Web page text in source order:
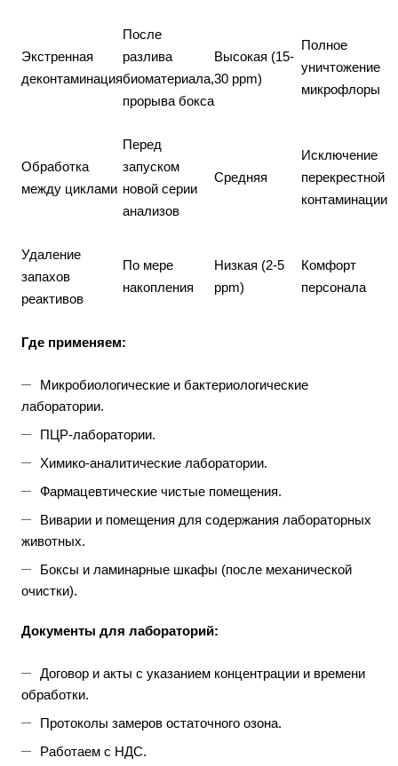
Экстренная
деконтаминация
После
разлива
биоматериала,
прорыва бокса
Высокая (15-
30 ppm)
Полное
уничтожение
микрофлоры
Обработка
между циклами
Перед
запуском
новой серии
анализов
Средняя
Исключение
перекрестной
контаминации
Удаление
запахов
реактивов
По мере
накопления
Низкая (2-5
ppm)
Комфорт
персонала
Где применяем:
Микробиологические и бактериологические
лаборатории.
ПЦР-лаборатории.
Химико-аналитические лаборатории.
Фармацевтические чистые помещения.
Виварии и помещения для содержания лабораторных
животных.
Боксы и ламинарные шкафы (после механической
очистки).
Документы для лабораторий:
Договор и акты с указанием концентрации и времени
обработки.
Протоколы замеров остаточного озона.
Работаем с НДС.